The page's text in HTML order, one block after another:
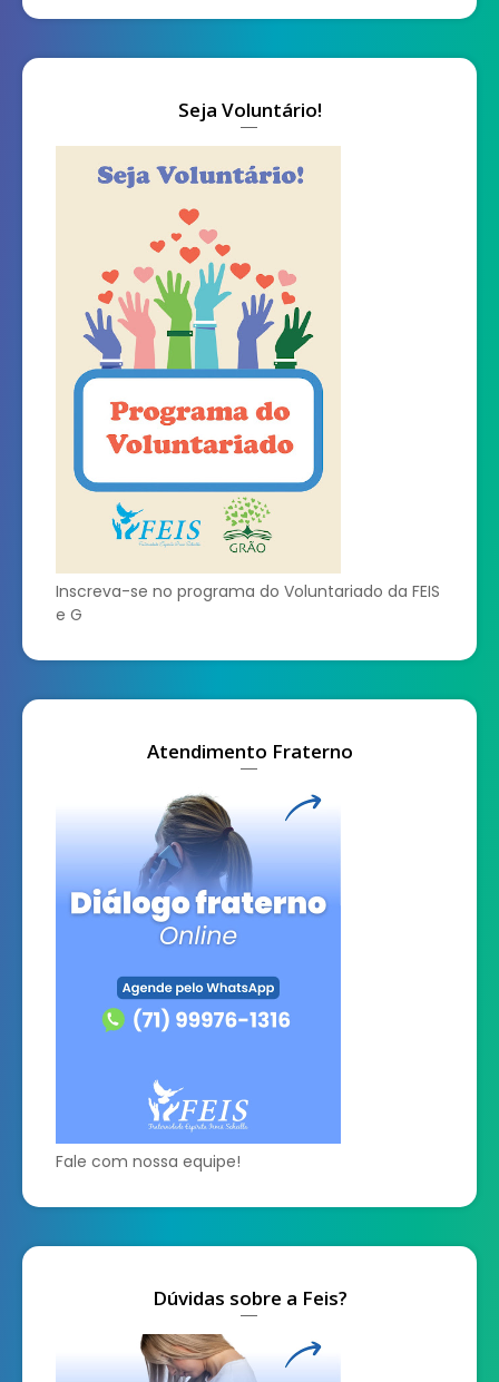
Seja Voluntário!
Inscreva-se no programa do Voluntariado da FEIS
e G
Atendimento Fraterno
Fale com nossa equipe!
Dúvidas sobre a Feis?